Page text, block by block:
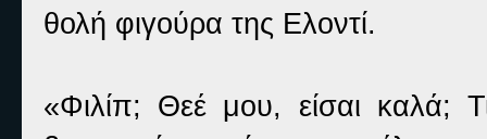
θολή φιγούρα της Ελοντί.
«Φιλίπ; Θεέ μου, είσαι καλά;